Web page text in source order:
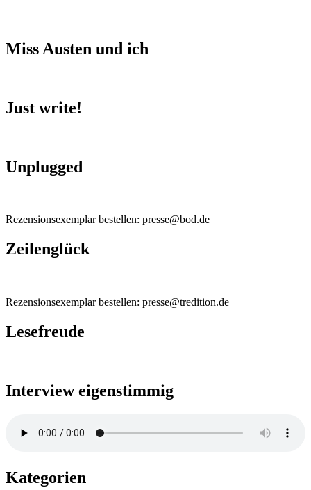
Miss Austen und ich
Just write!
Unplugged
Rezensionsexemplar bestellen: presse@bod.de
Zeilenglück
Rezensionsexemplar bestellen: presse@tredition.de
Lesefreude
Interview eigenstimmig
Kategorien